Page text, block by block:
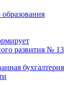
развития № 13
бухгалтерия